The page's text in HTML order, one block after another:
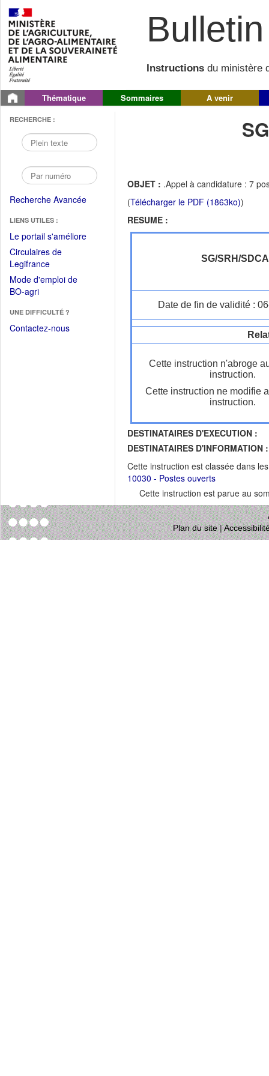
Instructions du ministère
Thématique Sommaires A venir
RECHERCHE :
Recherche Avancée
LIENS UTILES :
Le portail s'améliore(Fichier
Circulaires de
Legifrance(Ouvrir
dans
une
fenêtre)
Mode d'emploi de
BO-agri(Ouvrir
une
nouvelle
UNE DIFFICULTÉ ?
Contactez-nous
OBJET : .Appel à candidature : 7
(Télécharger le PDF (1863ko))
RESUME :
SG/SRH/
Date de fin de validité :
Cette instruction n'abroge
instruction.
Cette instruction ne modifie
instruction.
DESTINATAIRES D'EXECUTION :
DESTINATAIRES D'INFORMATION :
Cette instruction est classée dans
10030 - Postes ouverts
Cette instruction est parue au
Plan du site|